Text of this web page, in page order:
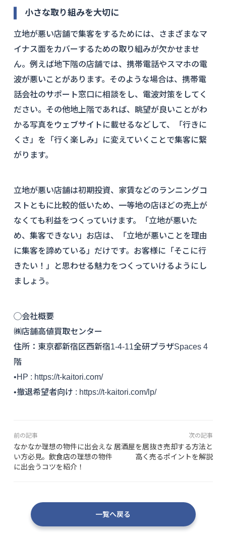
小さな取り組みを大切に
立地が悪い店舗で集客をするためには、さまざまなマ
イナス面をカバーするための取り組みが欠かせませ
ん。例えば地下階の店舗では、携帯電話やスマホの電
波が悪いことがあります。そのような場合は、携帯電
話会社のサポート窓口に相談をし、電波対策をしてく
ださい。その他地上階であれば、眺望が良いことがわ
かる写真をウェブサイトに載せるなどして、「行きに
くさ」を「行く楽しみ」に変えていくことで集客に繋
がります。
立地が悪い店舗は初期投資、家賃などのランニングコ
ストともに比較的低いため、一等地の店ほどの売上が
なくても利益をつくっていけます。「立地が悪いた
め、集客できない」お店は、「立地が悪いことを理由
に集客を諦めている」だけです。お客様に「そこに行
きたい！」と思わせる魅力をつくっていけるようにし
ましょう。
◯会社概要
㈱店舗高値買取センター
住所：東京都新宿区西新宿1-4-11全研プラザSpaces 4
階
•HP : https://t-kaitori.com/
•撤退希望者向け : https://t-kaitori.com/lp/
前の記事
なかなか理想の物件に出会えな
い方必見。飲食店の理想の物件
に出会うコツを紹介！
次の記事
居酒屋を居抜き売却する方法と
高く売るポイントを解説
一覧へ戻る